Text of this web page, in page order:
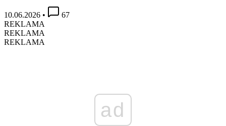
10.06.2026 •
67
REKLAMA
REKLAMA
REKLAMA
ad